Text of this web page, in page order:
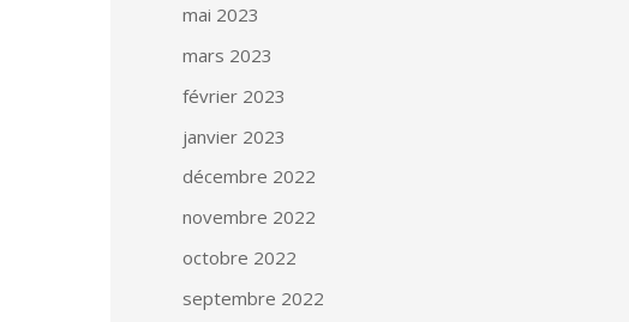
mai 2023
mars 2023
février 2023
janvier 2023
décembre 2022
novembre 2022
octobre 2022
septembre 2022